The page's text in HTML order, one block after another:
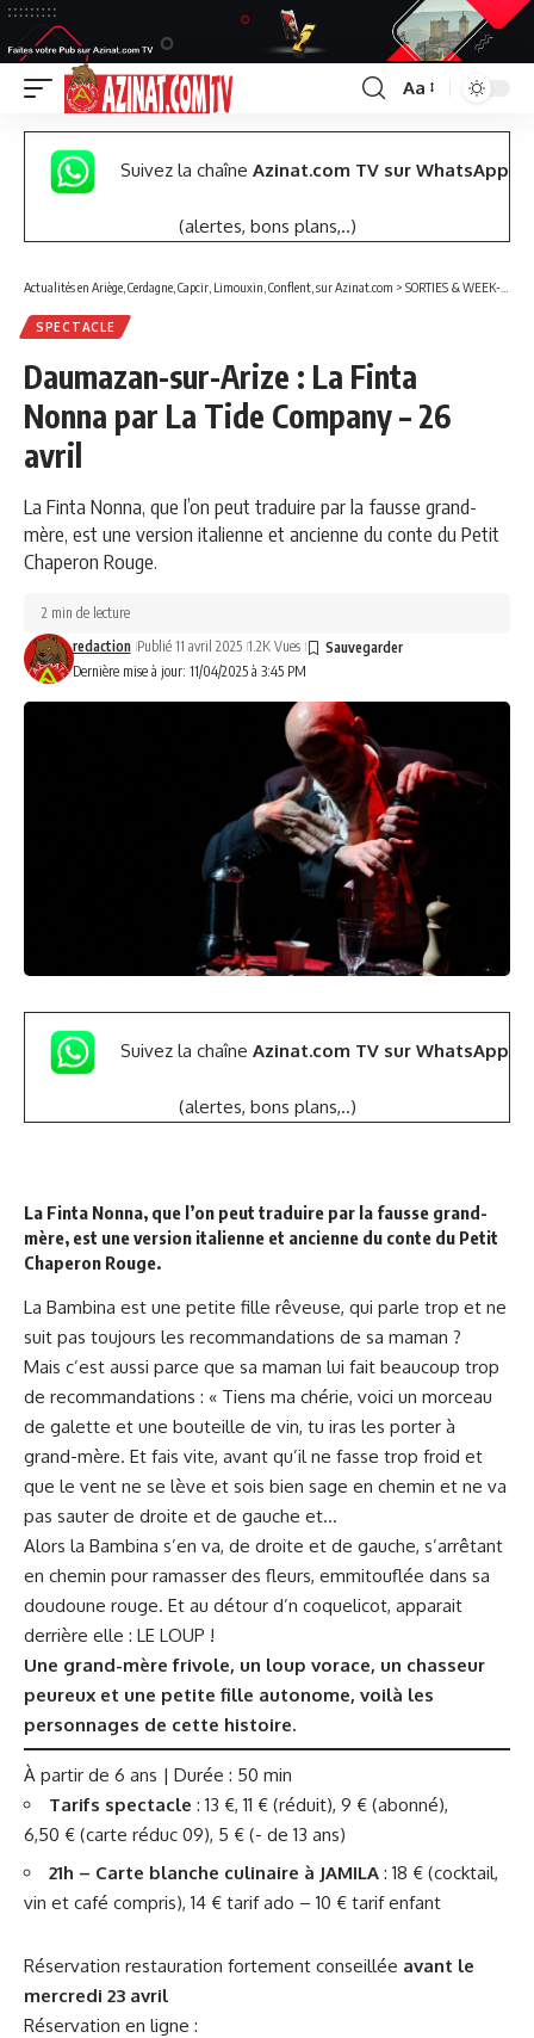
Font
Resizer
Aa
Suivez la chaîne Azinat.com TV sur WhatsApp
(alertes, bons plans,..)
Actualités en Ariège, Cerdagne, Capcir, Limouxin, Conflent, sur Azinat.com > SORTIES & WEEK-END
SPECTACLE
Daumazan-sur-Arize : La Finta
Nonna par La Tide Company – 26
avril
La Finta Nonna, que l’on peut traduire par la fausse grand-
mère, est une version italienne et ancienne du conte du Petit
Chaperon Rouge.
Dernière mise à jour: 11/04/2025 à 3:45 PM
redaction Publié 11 avril 2025 1.2K Vues
2 min de lecture
Suivez la chaîne Azinat.com TV sur WhatsApp
(alertes, bons plans,..)
La Finta Nonna, que l’on peut traduire par la fausse grand-
mère, est une version italienne et ancienne du conte du Petit
Chaperon Rouge.
La Bambina est une petite fille rêveuse, qui parle trop et ne
suit pas toujours les recommandations de sa maman ?
Mais c’est aussi parce que sa maman lui fait beaucoup trop
de recommandations : « Tiens ma chérie, voici un morceau
de galette et une bouteille de vin, tu iras les porter à
grand-mère. Et fais vite, avant qu’il ne fasse trop froid et
que le vent ne se lève et sois bien sage en chemin et ne va
pas sauter de droite et de gauche et…
Alors la Bambina s’en va, de droite et de gauche, s’arrêtant
en chemin pour ramasser des fleurs, emmitouflée dans sa
doudoune rouge. Et au détour d’n coquelicot, apparait
derrière elle : LE LOUP !
Une grand-mère frivole, un loup vorace, un chasseur
peureux et une petite fille autonome, voilà les
personnages de cette histoire.
À partir de 6 ans | Durée : 50 min
Tarifs spectacle : 13 €, 11 € (réduit), 9 € (abonné),
6,50 € (carte réduc 09), 5 € (- de 13 ans)
21h – Carte blanche culinaire à JAMILA : 18 € (cocktail,
vin et café compris), 14 € tarif ado – 10 € tarif enfant
Réservation restauration fortement conseillée avant le
mercredi 23 avril
Réservation en ligne :